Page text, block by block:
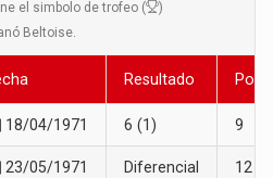
el simbolo de trofeo (
)
Beltoise.
Resultado
18/04/1971 6 (1) 9
23/05/1971 Diferencial 12